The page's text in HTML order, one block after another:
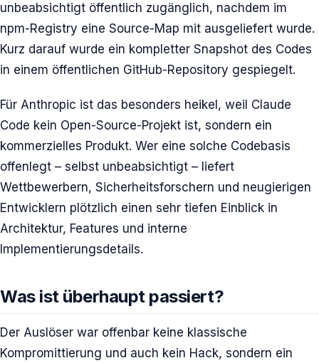
unbeabsichtigt öffentlich zugänglich, nachdem im
npm-Registry eine Source-Map mit ausgeliefert wurde.
Kurz darauf wurde ein kompletter Snapshot des Codes
in einem öffentlichen GitHub-Repository gespiegelt.
Für Anthropic ist das besonders heikel, weil Claude
Code kein Open-Source-Projekt ist, sondern ein
kommerzielles Produkt. Wer eine solche Codebasis
offenlegt – selbst unbeabsichtigt – liefert
Wettbewerbern, Sicherheitsforschern und neugierigen
Entwicklern plötzlich einen sehr tiefen Einblick in
Architektur, Features und interne
Implementierungsdetails.
Was ist überhaupt passiert?
Der Auslöser war offenbar keine klassische
Kompromittierung und auch kein Hack, sondern ein